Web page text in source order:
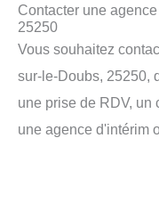
Contacter une
25250
Vous souhaitez
sur-le-Doubs, 25250,
une prise de RDV, un
une agence d'intérim